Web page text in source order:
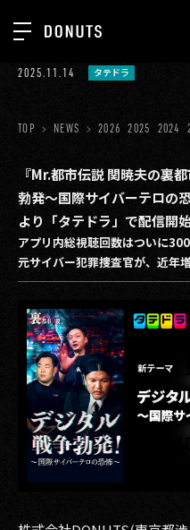
ジ
ミ
医
出版
美
タ
そ
TOP
ABOUT
SERVICES
GROUP
RECRUIT
CONTACT
PRIVACY POLICY
2025.11.14 タテドラ
TOP NEWS 2026 2025 2024
『Mr.都市伝説 関暁夫の裏
勃発〜国際サイバーテロの
より「タテドラ」で配信開
アプリ内総視聴回数はついに
元サイバー犯罪捜査官が、近年